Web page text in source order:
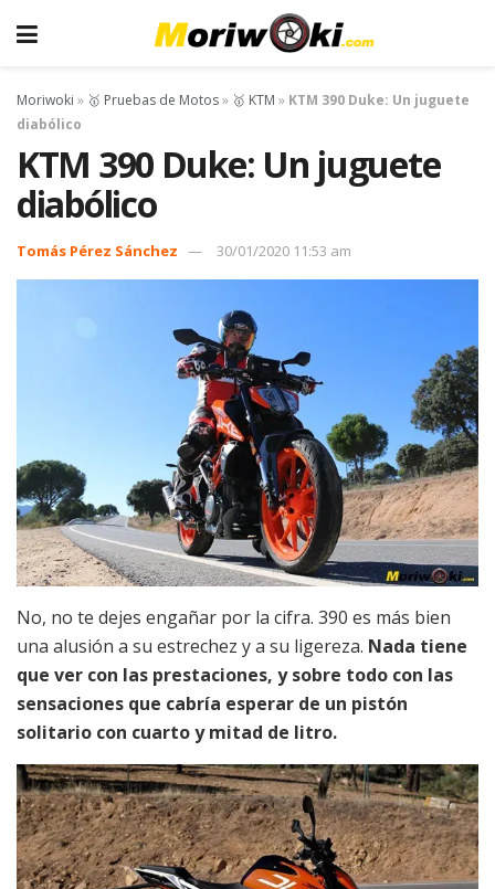
Moriwoki » 🥇 Pruebas de Motos» 🥇 KTM » KTM 390 Duke: Un juguete
diabólico
KTM 390 Duke: Un juguete
diabólico
Tomás Pérez Sánchez 30/01/2020 11:53 am
No, no te dejes engañar por la cifra. 390 es más bien
una alusión a su estrechez y a su ligereza. Nada tiene
que ver con las prestaciones, y sobre todo con las
sensaciones que cabría esperar de un pistón
solitario con cuarto y mitad de litro.